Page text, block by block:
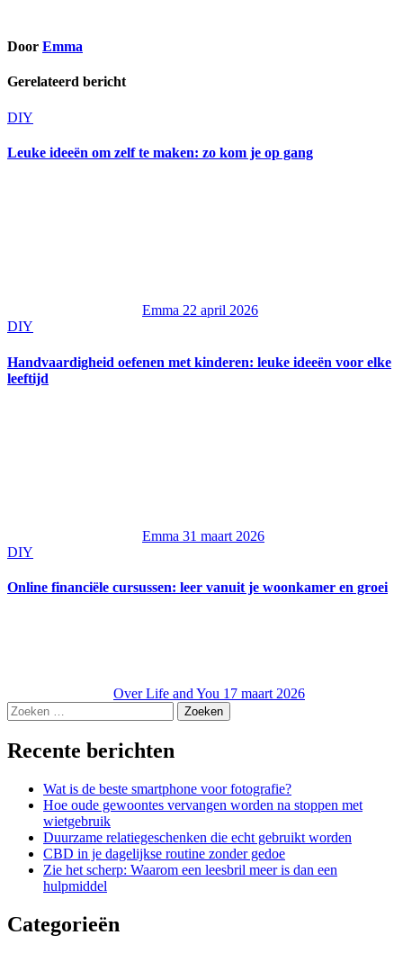
Door Emma
Gerelateerd bericht
DIY
Leuke ideeën om zelf te maken: zo kom je op gang
Emma 22 april 2026
DIY
Handvaardigheid oefenen met kinderen: leuke ideeën voor elke
leeftijd
Emma 31 maart 2026
DIY
Online financiële cursussen: leer vanuit je woonkamer en groei
Over Life and You 17 maart 2026
Zoeken
naar:
Recente berichten
Wat is de beste smartphone voor fotografie?
Hoe oude gewoontes vervangen worden na stoppen met
wietgebruik
Duurzame relatiegeschenken die echt gebruikt worden
CBD in je dagelijkse routine zonder gedoe
Zie het scherp: Waarom een leesbril meer is dan een
hulpmiddel
Categorieën